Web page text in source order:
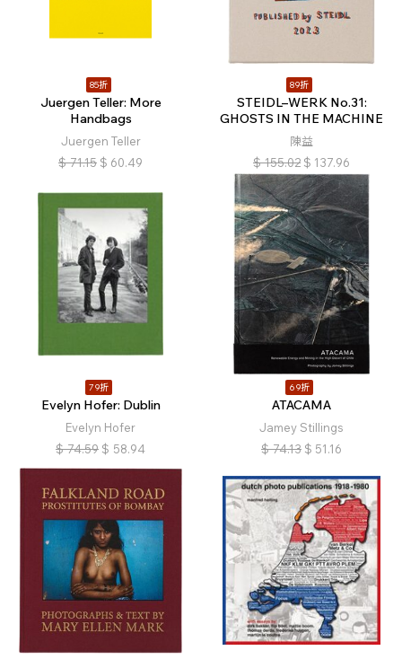
85折
Juergen Teller: More
Handbags
Juergen Teller
$ 71.15 $ 60.49
89折
STEIDL–WERK No.31:
GHOSTS IN THE MACHINE
陳益
$ 155.02 $ 137.96
79折
Evelyn Hofer: Dublin
Evelyn Hofer
$ 74.59 $ 58.94
69折
ATACAMA
Jamey Stillings
$ 74.13 $ 51.16